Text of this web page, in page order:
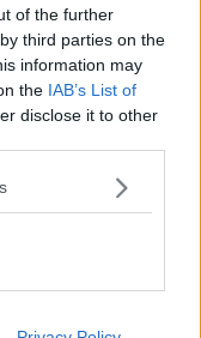
of the further
third parties on the
information may
the IAB’s List of
disclose it to other
casa "fatta" di
di iniziative
Petrarca
bastone
i vincitori